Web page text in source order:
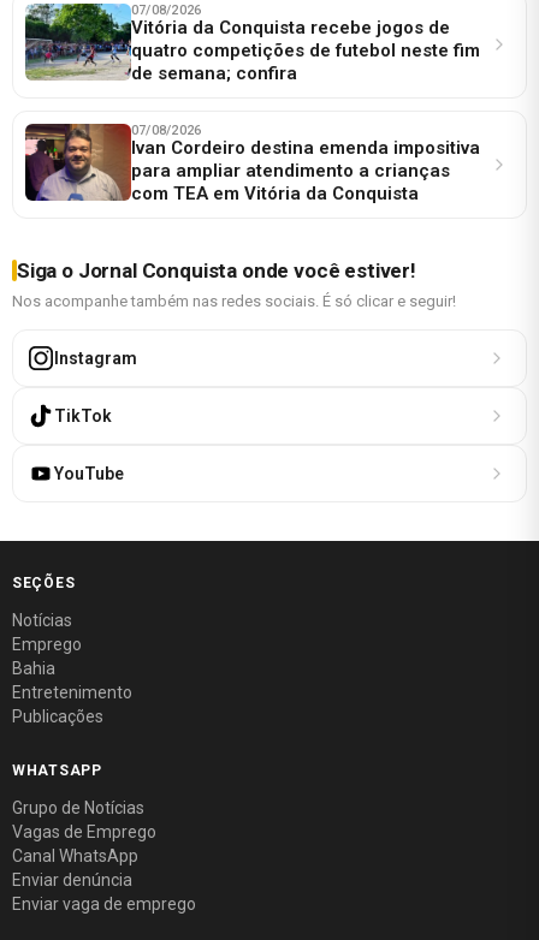
07/08/2026
Vitória da Conquista recebe jogos de
quatro competições de futebol neste fim
de semana; confira
07/08/2026
Ivan Cordeiro destina emenda impositiva
para ampliar atendimento a crianças
com TEA em Vitória da Conquista
Siga o Jornal Conquista onde você estiver!
Nos acompanhe também nas redes sociais. É só clicar e seguir!
Instagram
TikTok
YouTube
SEÇÕES
Notícias
Emprego
Bahia
Entretenimento
Publicações
WHATSAPP
Grupo de Notícias
Vagas de Emprego
Canal WhatsApp
Enviar denúncia
Enviar vaga de emprego